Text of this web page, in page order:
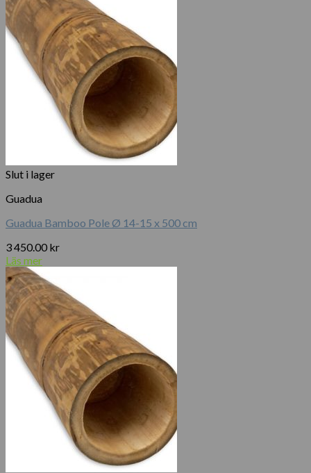
Slut i lager
Guadua
Guadua Bamboo Pole Ø 14-15 x 500 cm
3 450.00 kr
Läs mer